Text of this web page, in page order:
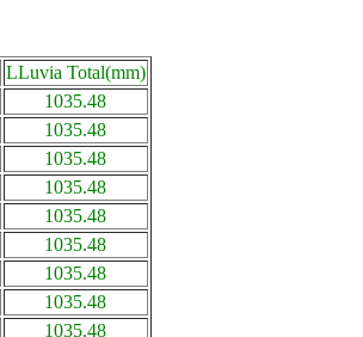
LLuvia Total(mm)
1035.48
1035.48
1035.48
1035.48
1035.48
1035.48
1035.48
1035.48
1035.48